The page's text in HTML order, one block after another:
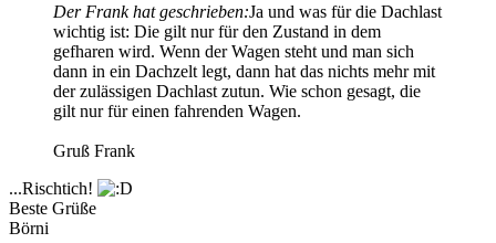
Der Frank hat geschrieben:Ja und was für die Dachlast
wichtig ist: Die gilt nur für den Zustand in dem
gefharen wird. Wenn der Wagen steht und man sich
dann in ein Dachzelt legt, dann hat das nichts mehr mit
der zulässigen Dachlast zutun. Wie schon gesagt, die
gilt nur für einen fahrenden Wagen.
Gruß Frank
...Rischtich!
Beste Grüße
Börni